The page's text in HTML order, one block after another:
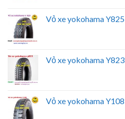
Vỏ xe yokohama Y825
Vỏ xe yokohama Y823
Vỏ xe yokohama Y108